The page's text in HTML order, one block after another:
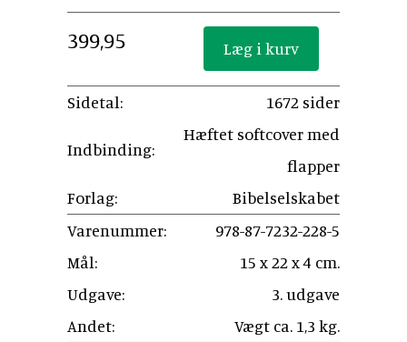
399,95
Sidetal: 1672 sider
Indbinding:
Hæftet softcover med
flapper
Forlag:
Bibelselskabet
Varenummer:
978-87-7232-228-5
Mål:
15 x 22 x 4 cm.
Udgave:
3. udgave
Andet:
Vægt ca. 1,3 kg.